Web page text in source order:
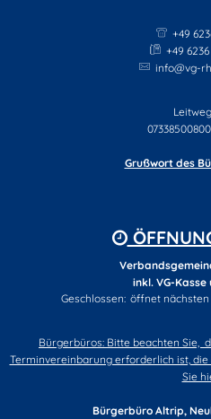
+49
+49
info@vg-
Grußwort des
inkl. VG-
Klicken, um weitere
Geschlossen: öffnet nächsten
Bürgerbüros: Bitte beachten Sie,
Terminvereinbarung erforderlich ist,
Sie
Bürgerbüro Altrip,